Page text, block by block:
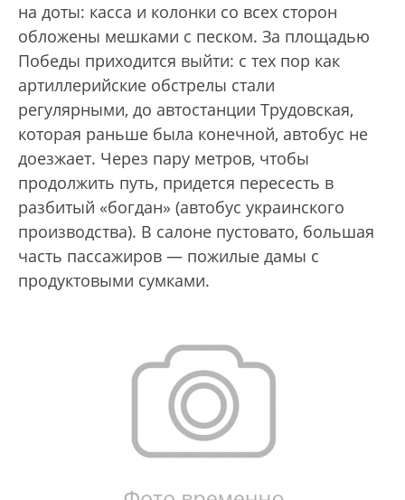
на доты: касса и колонки со всех сторон
обложены мешками с песком. За площадью
Победы приходится выйти: с тех пор как
артиллерийские обстрелы стали
регулярными, до автостанции Трудовская,
которая раньше была конечной, автобус не
доезжает. Через пару метров, чтобы
продолжить путь, придется пересесть в
разбитый «богдан» (автобус украинского
производства). В салоне пустовато, большая
часть пассажиров — пожилые дамы с
продуктовыми сумками.